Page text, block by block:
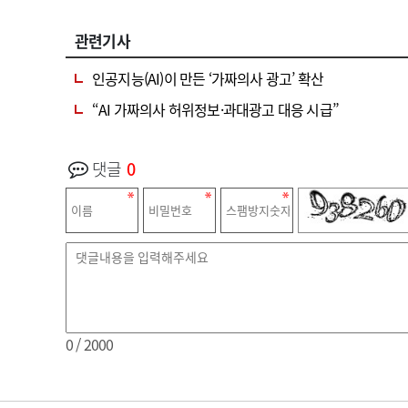
관련기사
인공지능(AI)이 만든 ‘가짜의사 광고’ 확산
“AI 가짜의사 허위정보·과대광고 대응 시급”
댓글 0
0/ 2000